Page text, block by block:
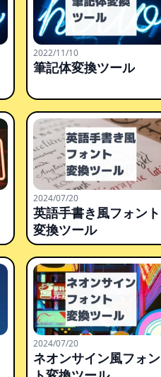
2022/11/10
筆記体変換ツール
2024/07/20
英語手書き風フォント
変換ツール
2024/07/20
ネオンサイン風フォン